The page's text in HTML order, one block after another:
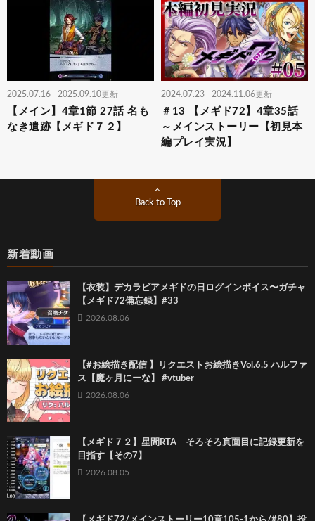
2025.07.16 2025.09.10更新
【メイン】4章1節 27話 名も
なき遺跡【メギド７２】
2024.07.23 2024.11.06更新
＃13 【メギド72】4章35話
～メインストーリー【初見本
編プレイ実況】
Back to Top
新着動画
【衣装】デカラビアメギドの日ログインボイス〜ガチャ
【メギド72備忘録】#33
2026.08.06
【#お絵描き配信 】リクエストお絵描きVol.6.5 ハルファ
ス【魔ヶ月にーな】 #vtuber
2026.08.06
【メギド７２】星間RTA そろそろ真面目に記録更新を
目指す【その7】
2026.08.05